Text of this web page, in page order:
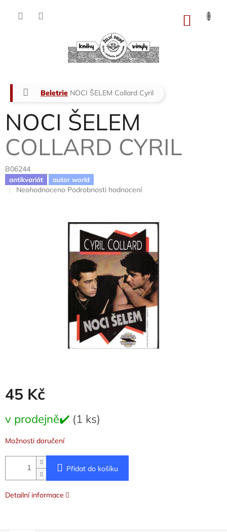
Domů
Beletrie NOCI ŠELEM Collard Cyril
NOCI ŠELEM
COLLARD CYRIL
B06244
antikvariát autor world
Průměrné
Neohodnoceno Podrobnosti hodnocení
45 Kč
cena:
v prodejně✔️ (1 ks)
Možnosti doručení
Přidat do košíku
Detailní informace